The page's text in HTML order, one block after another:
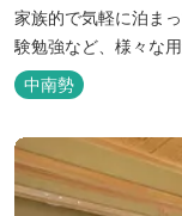
家族的で気軽に泊ま
験勉強など、様々な
中南勢